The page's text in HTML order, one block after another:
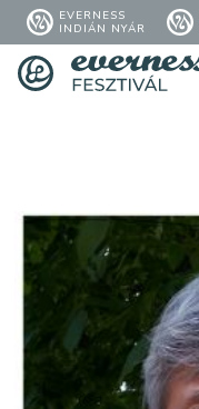
EVERNESS
INDIÁN NYÁR